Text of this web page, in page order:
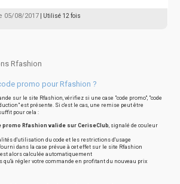
05/08/2017 | Utilisé 12 fois
Rfashion
promo pour Rfashion ?
sur le site Rfashion, vérifiez si une case "code promo", "code
est présente. Si c'est le cas, une remise peut être
pour cela :
promo Rfashion valide sur CeriseClub, signalé de couleur
d'utilisation du code et les restrictions d'usage
dans la case prévue à cet effet sur le site Rfashion
est alors calculée automatiquement
qu'à régler votre commande en profitant du nouveau prix